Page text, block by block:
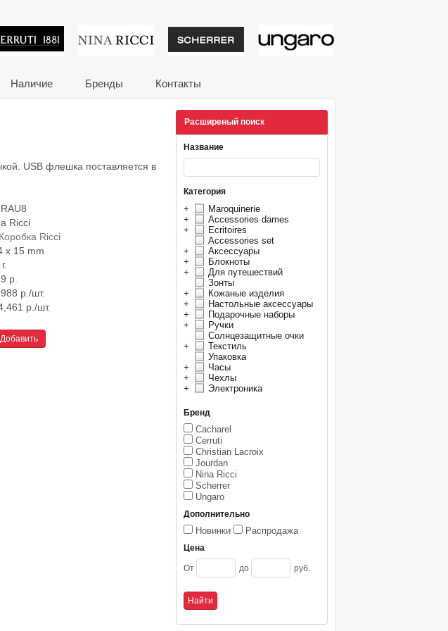
подарки от
Наличие Бренды Контакты
Расширеный поиск
Название
Категория
+
Maroquinerie
+
Accessories dames
+
Ecritoires
Accessories set
+
Аксессуары
+
Блокноты
+
Для путешествий
Зонты
+
Кожаные изделия
+
Настольные аксессуары
+
Подарочные наборы
+
Ручки
Солнцезащитные очки
+
Текстиль
Упаковка
+
Часы
+
Чехлы
+
Электроника
Бренд
Cacharel
Cerruti
Christian Lacroix
Jourdan
Nina Ricci
Scherrer
Ungaro
Дополнительно
Новинки Распродажа
Цена
От до руб.
USB флешка поставляется в
Ricci
Коробка Ricci
x 15 mm
р.
р./шт.
р./шт.